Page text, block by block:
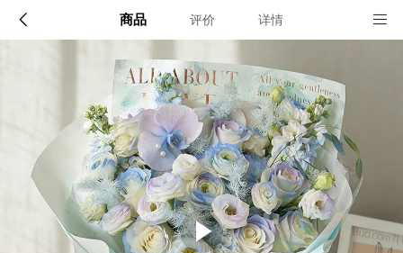
商品 评价 详情
配送说明
确定
店铺信息
该地区暂无配送门店
确定